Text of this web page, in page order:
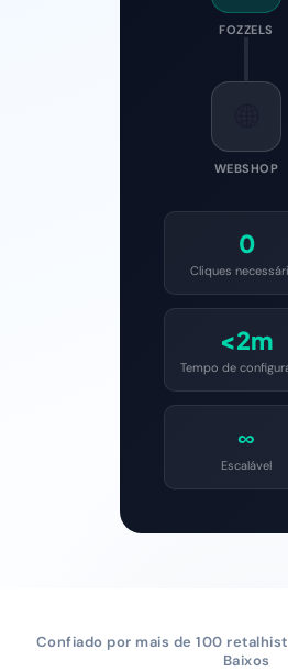
FOZZELS
WEBSHOP
0
Cliques
<2m
Tempo de
∞
Escalável
Confiado por mais de 100
Baixos